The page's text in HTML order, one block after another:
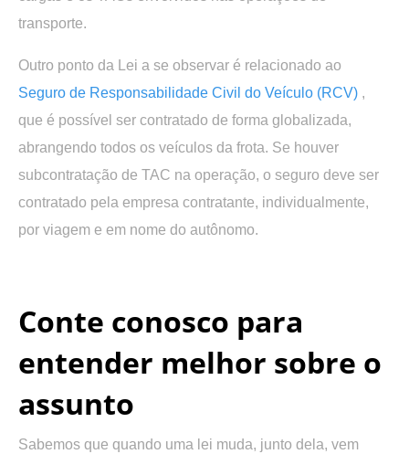
transporte.
Outro ponto da Lei a se observar é relacionado ao
Seguro de Responsabilidade Civil do Veículo (RCV) ,
que é possível ser contratado de forma globalizada,
abrangendo todos os veículos da frota. Se houver
subcontratação de TAC na operação, o seguro deve ser
contratado pela empresa contratante, individualmente,
por viagem e em nome do autônomo.
Conte conosco para
entender melhor sobre o
assunto
Sabemos que quando uma lei muda, junto dela, vem